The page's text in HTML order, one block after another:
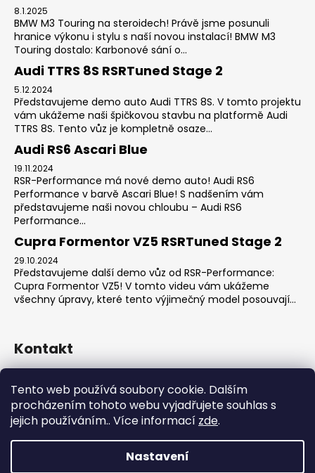
Tento web používá soubory cookie. Dalším
procházením tohoto webu vyjadřujete souhlas s
jejich používáním.. Více informací zde.
Nastavení
8.1.2025
BMW M3 Touring na steroidech! Právě jsme posunuli
hranice výkonu i stylu s naší novou instalací! BMW M3
Touring dostalo: Karbonové sání o...
Audi TTRS 8S RSRTuned Stage 2
5.12.2024
Představujeme demo auto Audi TTRS 8S. V tomto projektu
vám ukážeme naši špičkovou stavbu na platformě Audi
TTRS 8S. Tento vůz je kompletně osaze...
Audi RS6 Ascari Blue
19.11.2024
RSR-Performance má nové demo auto! Audi RS6
Performance v barvě Ascari Blue! S nadšením vám
představujeme naši novou chloubu – Audi RS6
Performance...
Cupra Formentor VZ5 RSRTuned Stage 2
29.10.2024
Představujeme další demo vůz od RSR-Performance:
Cupra Formentor VZ5! V tomto videu vám ukážeme
všechny úpravy, které tento výjimečný model posouvají...
Kontakt
728737662
https://www.facebook.com/RSRCzech/
rsrperformance